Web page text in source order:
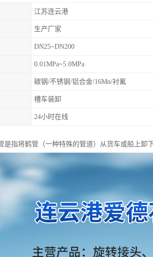
江苏连云港
生产厂家
DN25~DN200
0.01MPa~5.0MPa
碳钢/不锈钢/铝合金/16Mn/衬氟
槽车装卸
24小时在线
是指将鹤管（一种特殊的管道）从货车或船上卸